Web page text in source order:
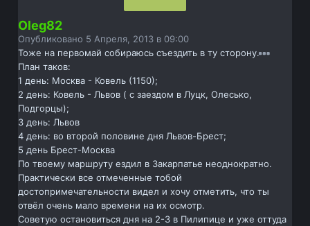
Oleg82
Опубликовано 5 Апреля, 2013 в 09:00
Тоже на первомай собираюсь съездить в ту сторону.
План таков:
1 день: Москва - Ковель (1150);
2 день: Ковель - Львов ( с заездом в Луцк, Олесько,
Подгорцы);
3 день: Львов
4 день: во второй половине дня Львов-Брест;
5 день Брест-Москва
По твоему маршруту ездил в Закарпатье неоднократно.
Практически все отмеченные тобой
достопримечательности видел и хочу отметить, что ты
отвёл очень мало времени на их осмотр.
Советую остановиться дня на 2-3 в Пилипице и уже оттуда